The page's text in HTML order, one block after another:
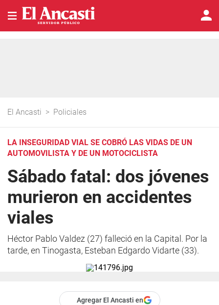
El Ancasti > Policiales
LA INSEGURIDAD VIAL SE COBRÓ LAS VIDAS DE UN
AUTOMOVILISTA Y DE UN MOTOCICLISTA
Sábado fatal: dos jóvenes
murieron en accidentes
viales
Héctor Pablo Valdez (27) falleció en la Capital. Por la
tarde, en Tinogasta, Esteban Edgardo Vidarte (33).
Agregar El Ancasti en